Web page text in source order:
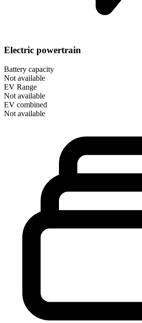
Electric powertrain
Battery capacity
Not available
EV Range
Not available
EV combined
Not available